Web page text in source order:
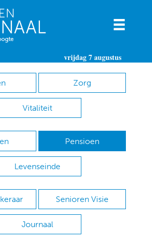
vrijdag 7 augustus
Zorg
Vitaliteit
Pensioen
Levenseinde
Senioren Visie
Journaal